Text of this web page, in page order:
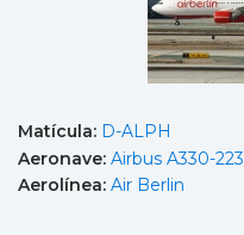
Matícula: D-ALPH
Aeronave: Airbus A330-223
Aerolínea: Air Berlin